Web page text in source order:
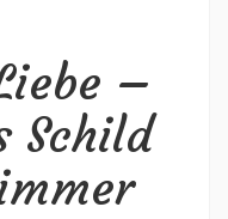
–
Schild